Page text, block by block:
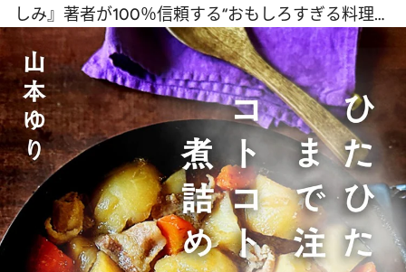
しみ』著者が100％信頼する“おもしろすぎる料理
本”とは